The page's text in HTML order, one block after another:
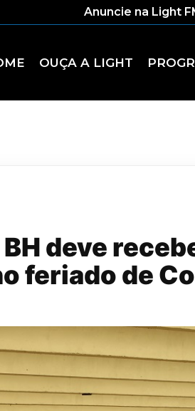
Anuncie na Light
OUÇA A LIGHT
deve
feriado de